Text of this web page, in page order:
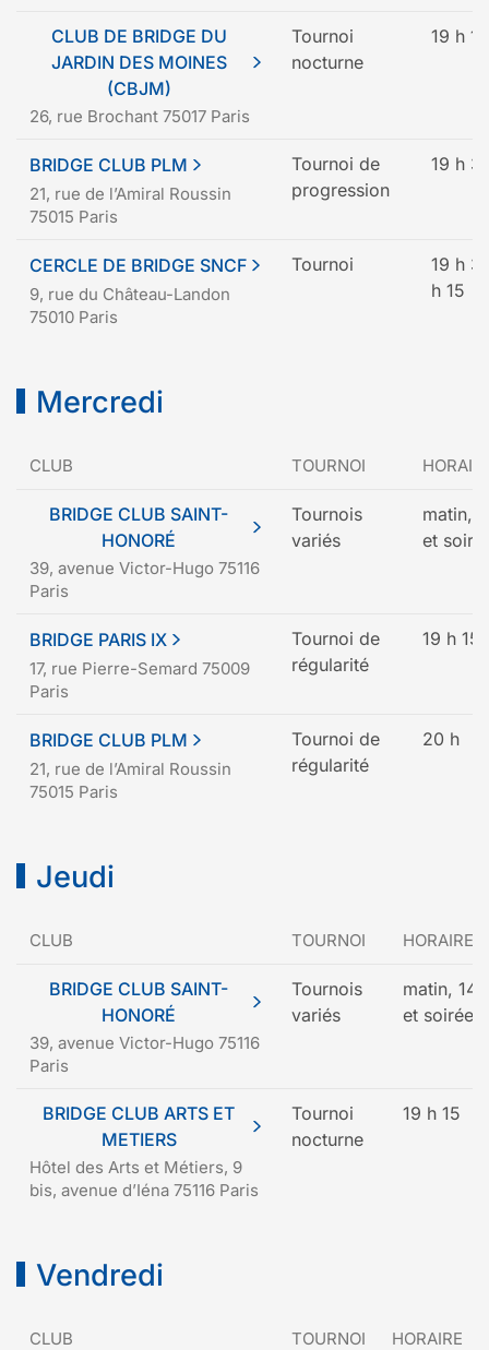
CLUB DE BRIDGE DU
JARDIN DES MOINES
(CBJM)
26, rue Brochant 75017 Paris
Tournoi
nocturne
19 h 15
BRIDGE CLUB PLM
21, rue de l’Amiral Roussin
75015 Paris
Tournoi de
progression
19 h
CERCLE DE BRIDGE SNCF
9, rue du Château-Landon
75010 Paris
Tournoi
19 h
h 15
Mercredi
CLUB TOURNOI
BRIDGE CLUB SAINT-
HONORÉ
39, avenue Victor-Hugo 75116
Paris
Tournois
variés
matin,
et
BRIDGE PARIS IX
17, rue Pierre-Semard 75009
Paris
Tournoi de
régularité
19 h 15
BRIDGE CLUB PLM
21, rue de l’Amiral Roussin
75015 Paris
Tournoi de
régularité
20 h
Jeudi
CLUB TOURNOI HORAIRE
BRIDGE CLUB SAINT-
HONORÉ
39, avenue Victor-Hugo 75116
Paris
Tournois
variés
matin, 14
et soirée
BRIDGE CLUB ARTS ET
METIERS
Hôtel des Arts et Métiers, 9
bis, avenue d’Iéna 75116 Paris
Tournoi
nocturne
19 h 15
Vendredi
CLUB TOURNOI HORAIRE